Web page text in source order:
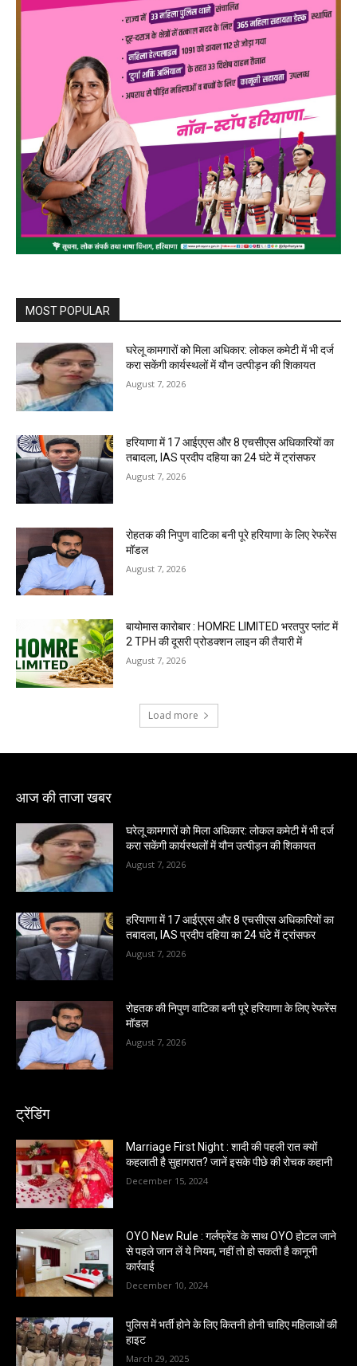
MOST POPULAR
घरेलू कामगारों को मिला अधिकार: लोकल कमेटी में भी दर्ज
करा सकेंगी कार्यस्थलों में यौन उत्पीड़न की शिकायत
August 7, 2026
हरियाणा में 17 आईएएस और 8 एचसीएस अधिकारियों का
तबादला, IAS प्रदीप दहिया का 24 घंटे में ट्रांसफर
August 7, 2026
रोहतक की निपुण वाटिका बनी पूरे हरियाणा के लिए रेफरेंस
मॉडल
August 7, 2026
बायोमास कारोबार : HOMRE LIMITED भरतपुर प्लांट में
2 TPH की दूसरी प्रोडक्शन लाइन की तैयारी में
August 7, 2026
Load more
आज की ताजा खबर
घरेलू कामगारों को मिला अधिकार: लोकल कमेटी में भी दर्ज
करा सकेंगी कार्यस्थलों में यौन उत्पीड़न की शिकायत
August 7, 2026
हरियाणा में 17 आईएएस और 8 एचसीएस अधिकारियों का
तबादला, IAS प्रदीप दहिया का 24 घंटे में ट्रांसफर
August 7, 2026
रोहतक की निपुण वाटिका बनी पूरे हरियाणा के लिए रेफरेंस
मॉडल
August 7, 2026
ट्रेंडिंग
Marriage First Night : शादी की पहली रात क्यों
कहलाती है सुहागरात? जानें इसके पीछे की रोचक कहानी
December 15, 2024
OYO New Rule : गर्लफ्रेंड के साथ OYO होटल जाने
से पहले जान लें ये नियम, नहीं तो हो सकती है कानूनी
कार्रवाई
December 10, 2024
पुलिस में भर्ती होने के लिए कितनी होनी चाहिए महिलाओं की
हाइट
March 29, 2025